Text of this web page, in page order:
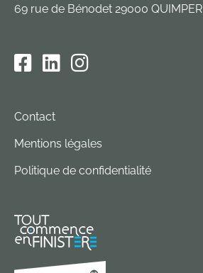
69 rue de Bénodet 29000 QUIMPER
Contact
Mentions légales
Politique de confidentialité